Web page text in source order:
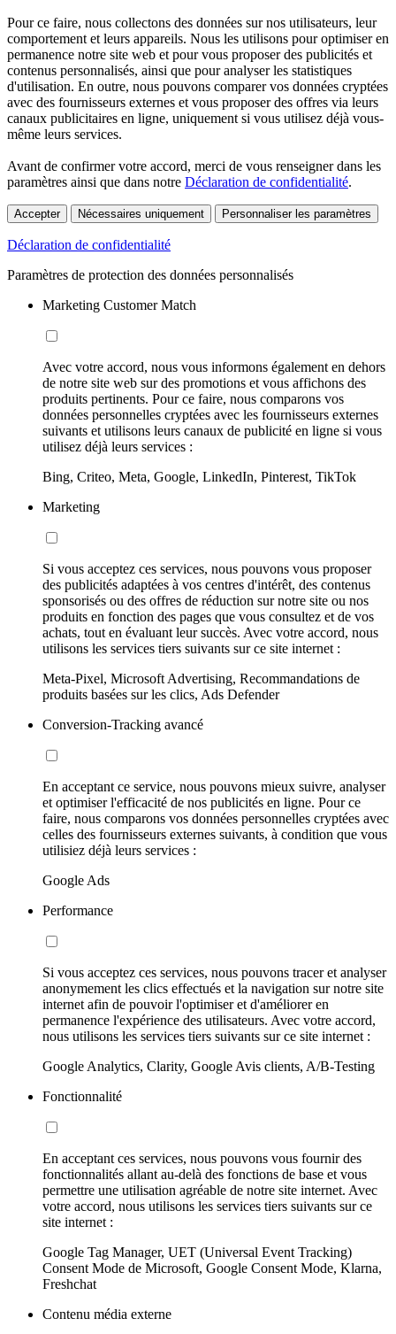
Pour ce faire, nous collectons des données sur nos utilisateurs, leur
comportement et leurs appareils. Nous les utilisons pour optimiser en
permanence notre site web et pour vous proposer des publicités et
contenus personnalisés, ainsi que pour analyser les statistiques
d'utilisation. En outre, nous pouvons comparer vos données cryptées
avec des fournisseurs externes et vous proposer des offres via leurs
canaux publicitaires en ligne, uniquement si vous utilisez déjà vous-
même leurs services.
Avant de confirmer votre accord, merci de vous renseigner dans les
paramètres ainsi que dans notre Déclaration de confidentialité.
Accepter Nécessaires uniquement Personnaliser les paramètres
Déclaration de confidentialité
Paramètres de protection des données personnalisés
Marketing Customer Match
Avec votre accord, nous vous informons également en dehors
de notre site web sur des promotions et vous affichons des
produits pertinents. Pour ce faire, nous comparons vos
données personnelles cryptées avec les fournisseurs externes
suivants et utilisons leurs canaux de publicité en ligne si vous
utilisez déjà leurs services :
Bing, Criteo, Meta, Google, LinkedIn, Pinterest, TikTok
Marketing
Si vous acceptez ces services, nous pouvons vous proposer
des publicités adaptées à vos centres d'intérêt, des contenus
sponsorisés ou des offres de réduction sur notre site ou nos
produits en fonction des pages que vous consultez et de vos
achats, tout en évaluant leur succès. Avec votre accord, nous
utilisons les services tiers suivants sur ce site internet :
Meta-Pixel, Microsoft Advertising, Recommandations de
produits basées sur les clics, Ads Defender
Conversion-Tracking avancé
En acceptant ce service, nous pouvons mieux suivre, analyser
et optimiser l'efficacité de nos publicités en ligne. Pour ce
faire, nous comparons vos données personnelles cryptées avec
celles des fournisseurs externes suivants, à condition que vous
utilisiez déjà leurs services :
Google Ads
Performance
Si vous acceptez ces services, nous pouvons tracer et analyser
anonymement les clics effectués et la navigation sur notre site
internet afin de pouvoir l'optimiser et d'améliorer en
permanence l'expérience des utilisateurs. Avec votre accord,
nous utilisons les services tiers suivants sur ce site internet :
Google Analytics, Clarity, Google Avis clients, A/B-Testing
Fonctionnalité
En acceptant ces services, nous pouvons vous fournir des
fonctionnalités allant au-delà des fonctions de base et vous
permettre une utilisation agréable de notre site internet. Avec
votre accord, nous utilisons les services tiers suivants sur ce
site internet :
Google Tag Manager, UET (Universal Event Tracking)
Consent Mode de Microsoft, Google Consent Mode, Klarna,
Freshchat
Contenu média externe